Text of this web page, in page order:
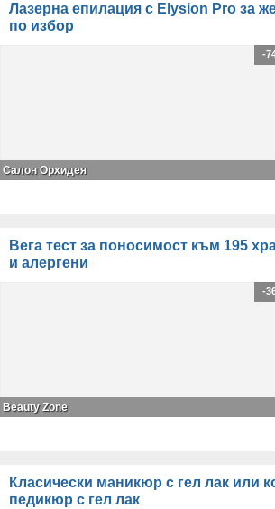
Лазерна епилация с Elysion Pro за
по избор
-
Салон Орхидея
Вега тест за поносимост към 195
и алергени
-
Beauty Zone
Класически маникюр с гел лак или
педикюр с гел лак